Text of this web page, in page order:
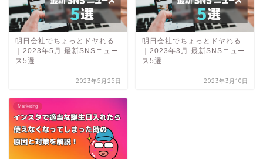
明日会社でちょっとドヤれる
｜2023年5月 最新SNSニュー
ス5選
2023年5月25日
明日会社でちょっとドヤれる
｜2023年3月 最新SNSニュー
ス5選
2023年3月10日
Marketing